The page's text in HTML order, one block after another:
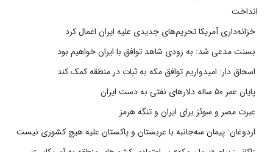
انداخت
خزانه‌داری آمریکا تحریم‌های جدیدی علیه ایران اعمال کرد
بسنت مدعی شد: به زودی شاهد توافق با ایران خواهیم بود
اسحاق دار: امیدواریم توافق مکه به ثبات در منطقه کمک کند
پایان عمر ۵۰ ساله دلارهای نفتی به دست ایران
عبرت مصر و سوئز برای ایران و تنگه هرمز
اردوغان: پیمان سه‌جانبه با عربستان و پاکستان علیه هیچ کشوری نیست